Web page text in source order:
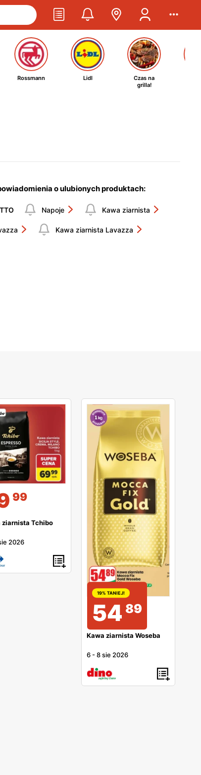
Rossmann Lidl
Czas na
grilla!
o ulubionych produktach:
Napoje Kawa ziarnista
Kawa ziarnista Lavazza
99
ziarnista Tchibo
2026
19% TANIEJ!
54 89
Kawa ziarnista Woseba
6 -8 sie 2026